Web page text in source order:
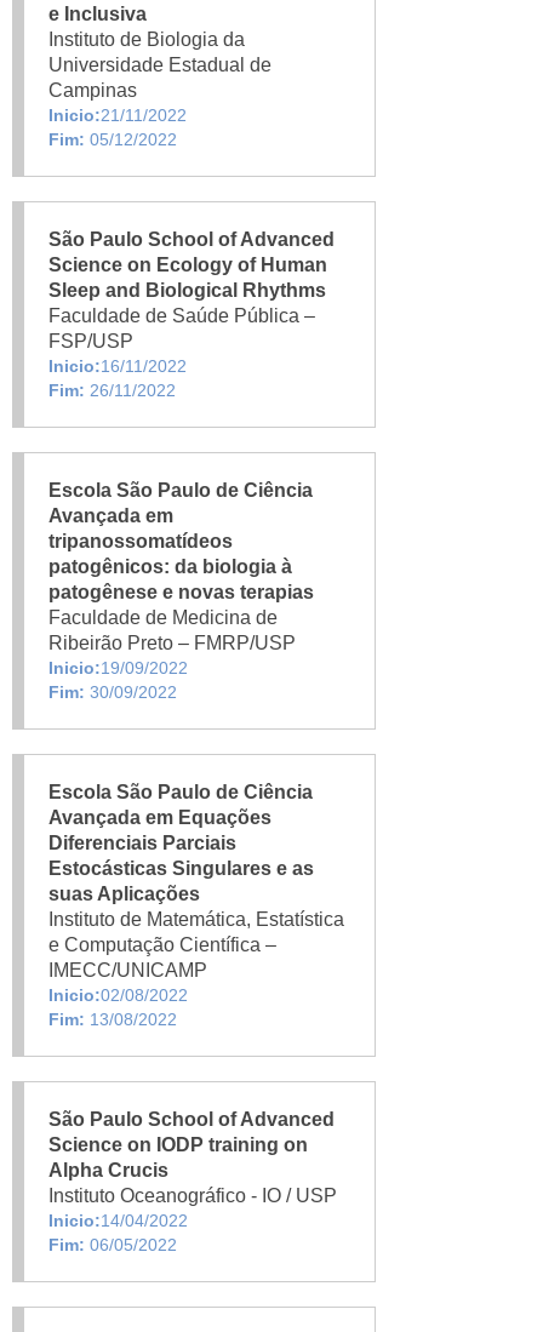
e Inclusiva
Instituto de Biologia da
Universidade Estadual de
Campinas
Inicio:21/11/2022
Fim: 05/12/2022
São Paulo School of Advanced
Science on Ecology of Human
Sleep and Biological Rhythms
Faculdade de Saúde Pública –
FSP/USP
Inicio:16/11/2022
Fim: 26/11/2022
Escola São Paulo de Ciência
Avançada em
tripanossomatídeos
patogênicos: da biologia à
patogênese e novas terapias
Faculdade de Medicina de
Ribeirão Preto – FMRP/USP
Inicio:19/09/2022
Fim: 30/09/2022
Escola São Paulo de Ciência
Avançada em Equações
Diferenciais Parciais
Estocásticas Singulares e as
suas Aplicações
Instituto de Matemática, Estatística
e Computação Científica –
IMECC/UNICAMP
Inicio:02/08/2022
Fim: 13/08/2022
São Paulo School of Advanced
Science on IODP training on
Alpha Crucis
Instituto Oceanográfico - IO / USP
Inicio:14/04/2022
Fim: 06/05/2022